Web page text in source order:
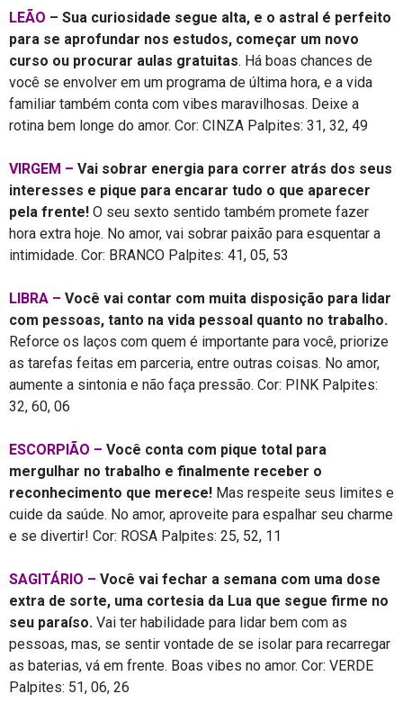
LEÃO – Sua curiosidade segue alta, e o astral é perfeito
para se aprofundar nos estudos, começar um novo
curso ou procurar aulas gratuitas. Há boas chances de
você se envolver em um programa de última hora, e a vida
familiar também conta com vibes maravilhosas. Deixe a
rotina bem longe do amor. Cor: CINZA Palpites: 31, 32, 49
VIRGEM – Vai sobrar energia para correr atrás dos seus
interesses e pique para encarar tudo o que aparecer
pela frente! O seu sexto sentido também promete fazer
hora extra hoje. No amor, vai sobrar paixão para esquentar a
intimidade. Cor: BRANCO Palpites: 41, 05, 53
LIBRA – Você vai contar com muita disposição para lidar
com pessoas, tanto na vida pessoal quanto no trabalho.
Reforce os laços com quem é importante para você, priorize
as tarefas feitas em parceria, entre outras coisas. No amor,
aumente a sintonia e não faça pressão. Cor: PINK Palpites:
32, 60, 06
ESCORPIÃO – Você conta com pique total para
mergulhar no trabalho e finalmente receber o
reconhecimento que merece! Mas respeite seus limites e
cuide da saúde. No amor, aproveite para espalhar seu charme
e se divertir! Cor: ROSA Palpites: 25, 52, 11
SAGITÁRIO – Você vai fechar a semana com uma dose
extra de sorte, uma cortesia da Lua que segue firme no
seu paraíso. Vai ter habilidade para lidar bem com as
pessoas, mas, se sentir vontade de se isolar para recarregar
as baterias, vá em frente. Boas vibes no amor. Cor: VERDE
Palpites: 51, 06, 26